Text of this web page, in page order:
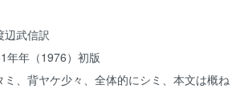
武信訳
年（1976）初版
ミ、背ヤケ少々、全体的にシミ、本文は概ね